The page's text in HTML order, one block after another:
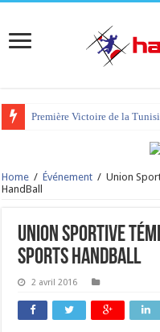
Première Victoire de la
tournoi international
Home / Événement / Union
HandBall
Union Sportive
Sports HandBall
2 avril 2016